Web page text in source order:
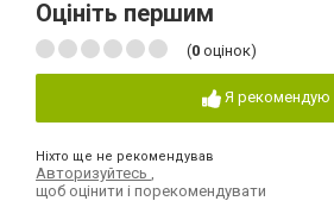
Оцініть першим
(0 оцінок)
Я рекомендую
Ніхто ще не рекомендував
Авторизуйтесь
щоб оцінити і порекомендувати